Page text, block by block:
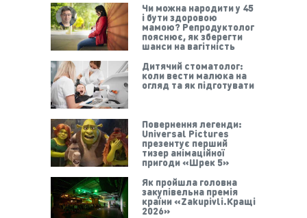
Чи можна народити у 45
і бути здоровою
мамою? Репродуктолог
пояснює, як зберегти
шанси на вагітність
Дитячий стоматолог:
коли вести малюка на
огляд та як підготувати
Повернення легенди:
Universal Pictures
презентує перший
тизер анімаційної
пригоди «Шрек 5»
Як пройшла головна
закупівельна премія
країни «Zakupivli.Кращі
2026»